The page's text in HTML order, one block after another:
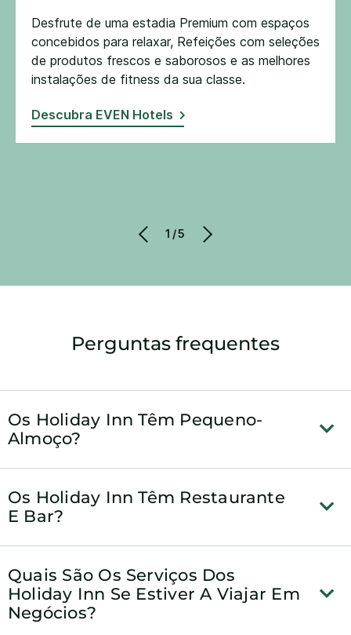
Desfrute de uma estadia Premium com espaços
concebidos para relaxar, Refeições com seleções
de produtos frescos e saborosos e as melhores
instalações de fitness da sua classe​.
Descubra EVEN Hotels
1/5
Perguntas frequentes
Os Holiday Inn Têm Pequeno-
Almoço?
Os Holiday Inn Têm Restaurante
E Bar?
Quais São Os Serviços Dos
Holiday Inn Se Estiver A Viajar Em
Negócios?